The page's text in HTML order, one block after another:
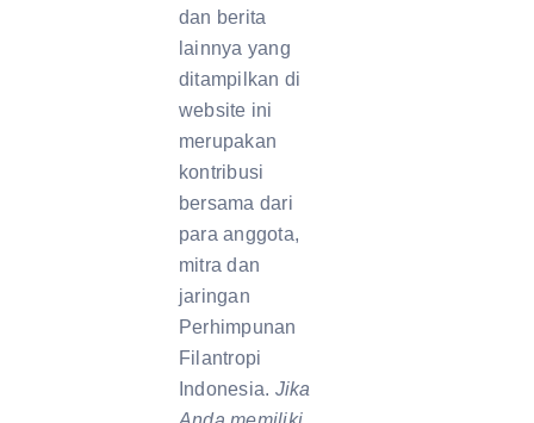
dan berita
lainnya yang
ditampilkan di
website ini
merupakan
kontribusi
bersama dari
para anggota,
mitra dan
jaringan
Perhimpunan
Filantropi
Indonesia. Jika